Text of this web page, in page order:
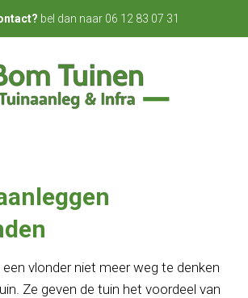
bel dan naar 06 12 83 07 31
vlonder niet meer weg te denken
Ze geven de tuin het voordeel van